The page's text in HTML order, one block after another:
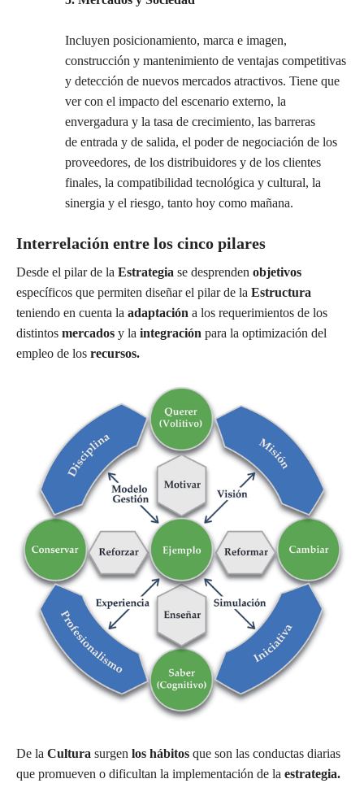
Incluyen posicionamiento, marca e imagen,
construcción y mantenimiento de ventajas competitivas
y detección de nuevos mercados atractivos. Tiene que
ver con el impacto del escenario externo, la
envergadura y la tasa de crecimiento, las barreras
de entrada y de salida, el poder de negociación de los
proveedores, de los distribuidores y de los clientes
finales, la compatibilidad tecnológica y cultural, la
sinergia y el riesgo, tanto hoy como mañana.
Interrelación entre los cinco pilares
Desde el pilar de la Estrategia se desprenden objetivos
específicos que permiten diseñar el pilar de la Estructura
teniendo en cuenta la adaptación a los requerimientos de los
distintos mercados y la integración para la optimización del
empleo de los recursos.
De la Cultura surgen los hábitos que son las conductas diarias
que promueven o dificultan la implementación de la estrategia.